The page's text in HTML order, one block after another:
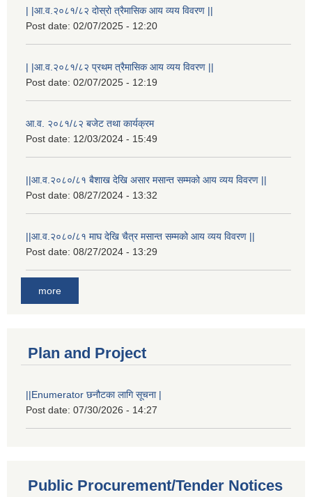
| |आ.व.२०८१/८२ दोस्रो त्रैमासिक आय व्यय विवरण ||
Post date: 02/07/2025 - 12:20
| |आ.व.२०८१/८२ प्रथम त्रैमासिक आय व्यय विवरण ||
Post date: 02/07/2025 - 12:19
आ.व. २०८१/८२ बजेट तथा कार्यक्रम
Post date: 12/03/2024 - 15:49
||आ.व.२०८०/८१ बैशाख देखि असार मसान्त सम्मको आय व्यय विवरण ||
Post date: 08/27/2024 - 13:32
||आ.व.२०८०/८१ माघ देखि चैत्र मसान्त सम्मको आय व्यय विवरण ||
Post date: 08/27/2024 - 13:29
more
Plan and Project
||Enumerator छनौटका लागि सूचना |
Post date: 07/30/2026 - 14:27
Public Procurement/Tender Notices